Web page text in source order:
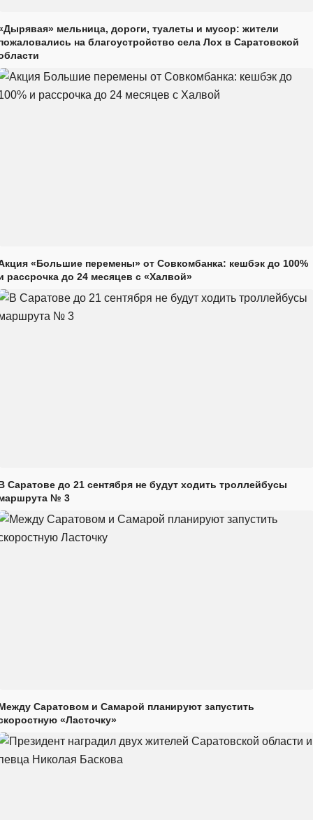
мельница, дороги, туалеты и мусор: жители
на благоустройство села Лох в Саратовской
«Большие перемены» от Совкомбанка: кешбэк до 100%
рассрочка до 24 месяцев с «Халвой»
Саратове до 21 сентября не будут ходить троллейбусы
№ 3
Саратовом и Самарой планируют запустить
«Ласточку»